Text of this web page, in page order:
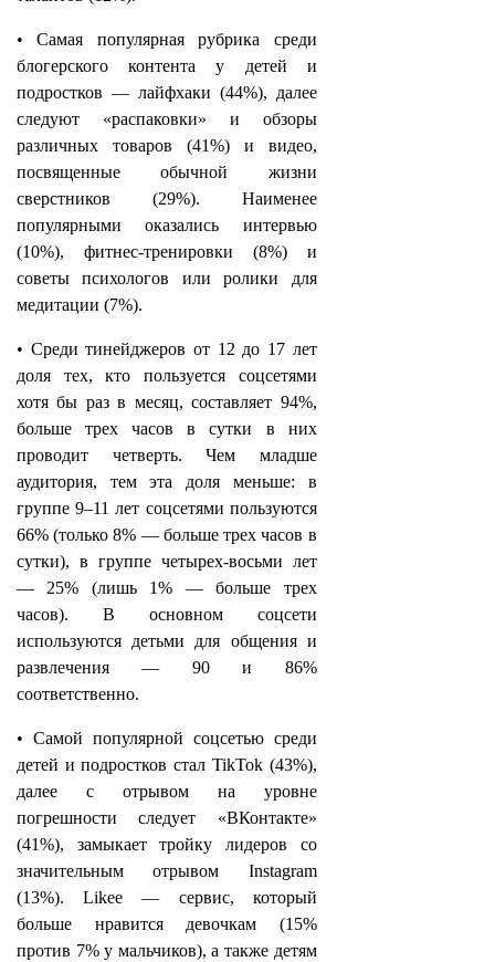
• Самая популярная рубрика среди
блогерского контента у детей и
подростков — лайфхаки (44%), далее
следуют «распаковки» и обзоры
различных товаров (41%) и видео,
посвященные обычной жизни
сверстников (29%). Наименее
популярными оказались интервью
(10%), фитнес-тренировки (8%) и
советы психологов или ролики для
медитации (7%).
• Среди тинейджеров от 12 до 17 лет
доля тех, кто пользуется соцсетями
хотя бы раз в месяц, составляет 94%,
больше трех часов в сутки в них
проводит четверть. Чем младше
аудитория, тем эта доля меньше: в
группе 9–11 лет соцсетями пользуются
66% (только 8% — больше трех часов в
сутки), в группе четырех-восьми лет
— 25% (лишь 1% — больше трех
часов). В основном соцсети
используются детьми для общения и
развлечения — 90 и 86%
соответственно.
• Самой популярной соцсетью среди
детей и подростков стал TikTok (43%),
далее с отрывом на уровне
погрешности следует «ВКонтакте»
(41%), замыкает тройку лидеров со
значительным отрывом Instagram
(13%). Likee — сервис, который
больше нравится девочкам (15%
против 7% у мальчиков), а также детям